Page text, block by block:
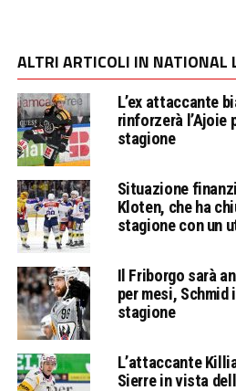
ALTRI ARTICOLI IN NATIONAL
L’ex attaccante
rinforzerà l’Ajoie
stagione
Situazione
Kloten, che ha
stagione con un
Il Friborgo sarà
per mesi, Schmid
stagione
L’attaccante
Sierre in vista